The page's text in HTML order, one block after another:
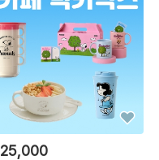
25,000